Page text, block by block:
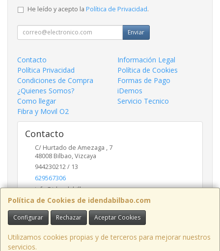
Política de Cookies de idendabilbao.com
Configurar Rechazar Aceptar Cookies
Utilizamos cookies propias y de terceros para mejorar nuestros
servicios.
He leído y acepto la Política de Privacidad.
Enviar
Contacto
Información Legal
Política Privacidad
Política de Cookies
Condiciones de Compra
Formas de Pago
¿Quienes Somos?
iDemos
Como llegar
Servicio Tecnico
Fibra y Movil O2
Contacto
C/ Hurtado de Amezaga , 7
48008 Bilbao,Vizcaya
944230212 / 13
629567306
info@idendabilbao.com
Horario
Lunes viernes 10 - 14 y 16 - 20